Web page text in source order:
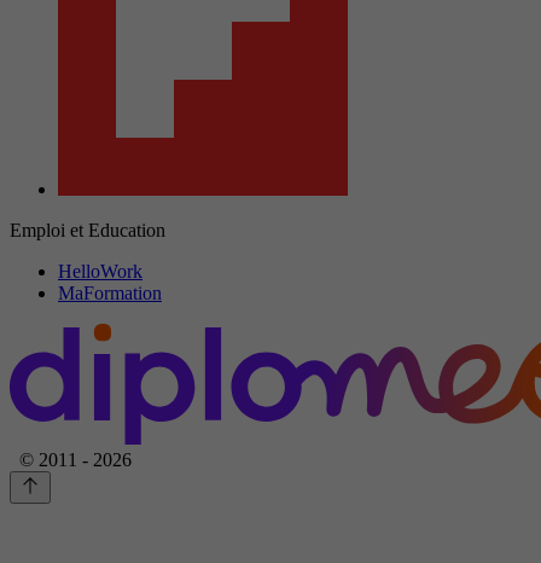
Emploi et Education
HelloWork
MaFormation
© 2011 - 2026